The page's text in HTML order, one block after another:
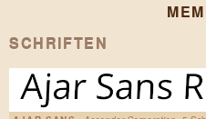
SCHRIFTEN